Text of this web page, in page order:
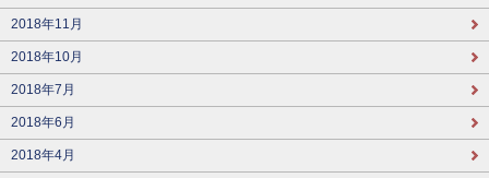
2018年11月
2018年10月
2018年7月
2018年6月
2018年4月